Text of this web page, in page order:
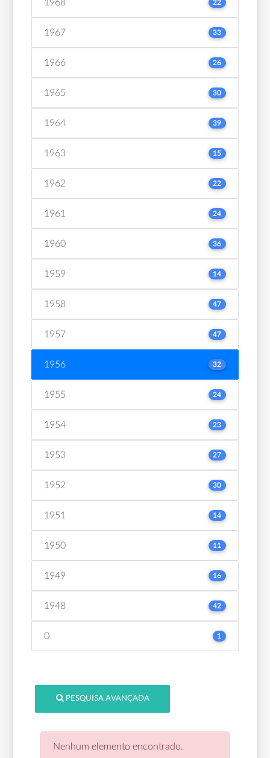
1968 22
1967 33
1966 26
1965 30
1964 39
1963 15
1962 22
1961 24
1960 36
1959 14
1958 47
1957 47
1956 32
1955 24
1954 23
1953 27
1952 30
1951 14
1950 11
1949 16
1948 42
0 1
PESQUISA AVANÇADA
Nenhum elemento encontrado.